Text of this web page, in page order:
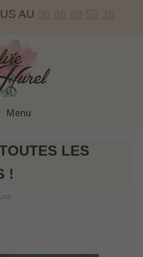
AU 06 86 69 53 36
Menu
LES
!